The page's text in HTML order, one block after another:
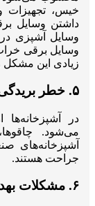
خیس، تجهیزات
داشتن وسایل
وسایل آشپزی
وسایل برقی
زیادی این مشکل
۵. خطر بریدگی و آسیب‌های جسمانی
در آشپزخانه‌ها
می‌شود.
آشپزخانه‌های
جراحت هستند.
۶. مشکلات بهداشتی و خطرات غذایی